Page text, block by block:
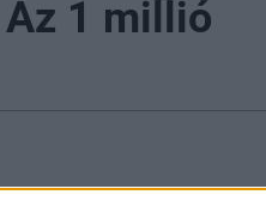
1 millió